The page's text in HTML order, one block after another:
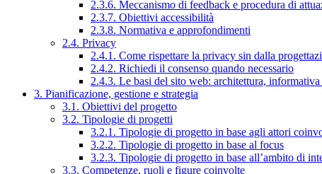
2.3.6. Meccanismo di feedback e procedura di
2.3.7. Obiettivi accessibilità
2.3.8. Normativa e approfondimenti
2.4. Privacy
2.4.1. Come rispettare la privacy sin dalla
2.4.2. Richiedi il consenso quando necessario
2.4.3. Le basi del sito web: architettura,
3. Pianificazione, gestione e strategia
3.1. Obiettivi del progetto
3.2. Tipologie di progetti
3.2.1. Tipologie di progetto in base agli attori
3.2.2. Tipologie di progetto in base al focus
3.2.3. Tipologie di progetto in base all’ambito di
3.3. Competenze, ruoli e figure coinvolte